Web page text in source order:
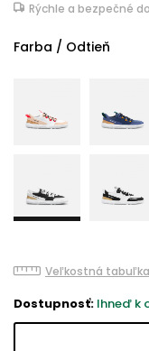
Rýchle a bezpečné
Farba / Odtieň
Veľkostná tabuľka
Dostupnosť: Ihneď k